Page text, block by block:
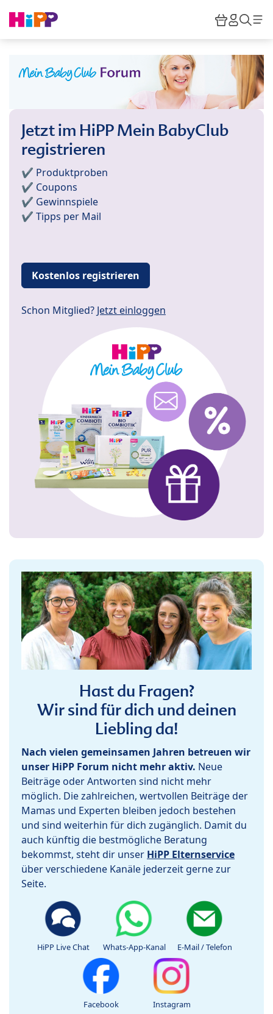
HiPP
Jetzt im HiPP Mein BabyClub
registrieren
✔️ Produktproben
✔️ Coupons
✔️ Gewinnspiele
✔️ Tipps per Mail
Kostenlos registrieren
Schon Mitglied? Jetzt einloggen
Hast du Fragen?
Wir sind für dich und deinen
Liebling da!
Nach vielen gemeinsamen Jahren betreuen wir
unser HiPP Forum nicht mehr aktiv. Neue
Beiträge oder Antworten sind nicht mehr
möglich. Die zahlreichen, wertvollen Beiträge der
Mamas und Experten bleiben jedoch bestehen
und sind weiterhin für dich zugänglich. Damit du
auch künftig die bestmögliche Beratung
bekommst, steht dir unser HiPP Elternservice
über verschiedene Kanäle jederzeit gerne zur
Seite.
HiPP Live Chat Whats-App-Kanal E-Mail / Telefon
Facebook Instagram